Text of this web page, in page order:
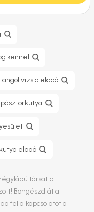
kennel
angol vizsla eladó
eladó
társat a
Böngészd át a
fel a kapcsolatot a